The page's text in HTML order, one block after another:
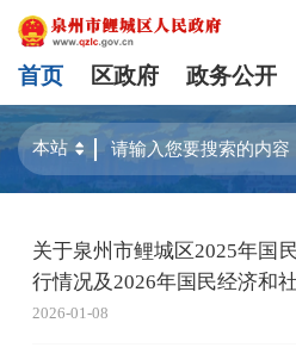
首页 区政府 政务公开
关于泉州市鲤城区2025年国
行情况及2026年国民经济和
2026-01-08